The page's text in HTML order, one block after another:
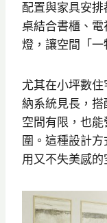
配置與家具安
桌結合書櫃、
燈，讓空間「一
尤其在小坪數住
納系統見長，
空間有限，也
圍。這種設計
用又不失美感的